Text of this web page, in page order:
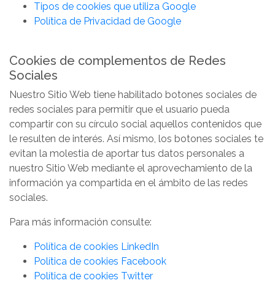
Tipos de cookies que utiliza Google
Política de Privacidad de Google
Cookies de complementos de Redes
Sociales
Nuestro Sitio Web tiene habilitado botones sociales de
redes sociales para permitir que el usuario pueda
compartir con su círculo social aquellos contenidos que
le resulten de interés. Así mismo, los botones sociales te
evitan la molestia de aportar tus datos personales a
nuestro Sitio Web mediante el aprovechamiento de la
información ya compartida en el ámbito de las redes
sociales.
Para más información consulte:
Política de cookies LinkedIn
Política de cookies Facebook
Política de cookies Twitter